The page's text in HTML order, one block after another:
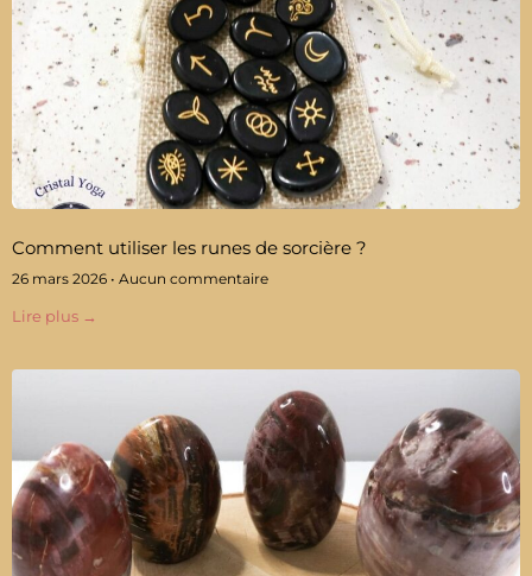
Comment utiliser les runes de sorcière ?
26 mars 2026 Aucun commentaire
Lire plus →